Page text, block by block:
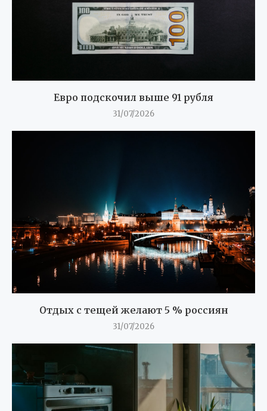
Евро подскочил выше 91 рубля
31/07/2026
Отдых с тещей желают 5 % россиян
31/07/2026